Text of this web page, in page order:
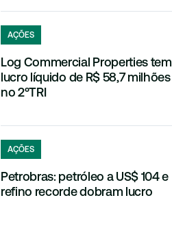
AÇÕES
Log Commercial Properties tem
lucro líquido de R$ 58,7 milhões
no 2ºTRI
AÇÕES
Petrobras: petróleo a US$ 104 e
refino recorde dobram lucro